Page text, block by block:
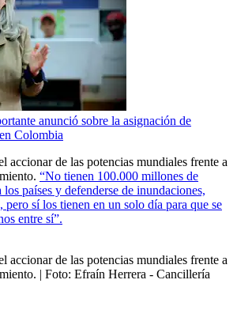
anunció sobre la asignación de
Colombia
accionar de las potencias mundiales frente a
“No tienen 100.000 millones de
los países y defenderse de inundaciones,
pero sí los tienen en un solo día para que se
entre sí”.
accionar de las potencias mundiales frente a
| Foto: Efraín Herrera - Cancillería